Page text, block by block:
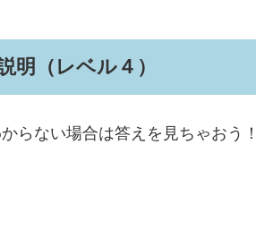
明（レベル４）
らない場合は答えを見ちゃおう